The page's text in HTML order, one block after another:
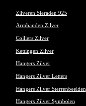
Zilveren Sieraden 925
Armbanden Zilver
Colliers Zilver
Kettingen Zilver
Hangers Zilver
Hangers Zilver Letters
Hangers Zilver Sterrenbeelden
Hangers Zilver Symbolen